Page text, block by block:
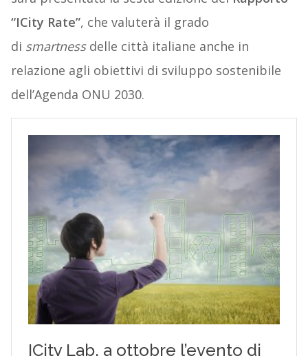
“ICity Rate”, che valuterà il grado
di smartness delle città italiane anche in
relazione agli obiettivi di sviluppo sostenibile
dell’Agenda ONU 2030.